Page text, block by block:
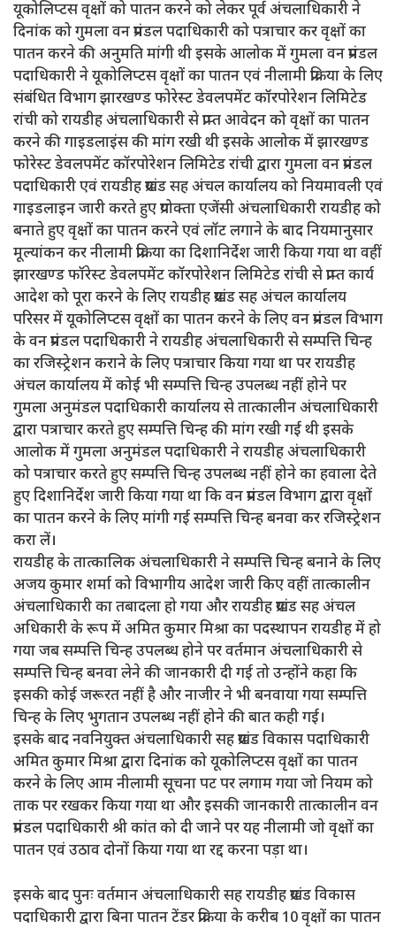
यूकोलिप्टस वृक्षों को पातन करने को लेकर पूर्व अंचलाधिकारी ने
दिनांक को गुमला वन प्रमंडल पदाधिकारी को पत्राचार कर वृक्षों का
पातन करने की अनुमति मांगी थी इसके आलोक में गुमला वन प्रमंडल
पदाधिकारी ने यूकोलिप्टस वृक्षों का पातन एवं नीलामी प्रक्रिया के लिए
संबंधित विभाग झारखण्ड फोरेस्ट डेवलपमेंट कॉरपोरेशन लिमिटेड
रांची को रायडीह अंचलाधिकारी से प्राप्त आवेदन को वृक्षों का पातन
करने की गाइडलाइंस की मांग रखी थी इसके आलोक में झारखण्ड
फोरेस्ट डेवलपमेंट कॉरपोरेशन लिमिटेड रांची द्वारा गुमला वन प्रमंडल
पदाधिकारी एवं रायडीह प्रखंड सह अंचल कार्यालय को नियमावली एवं
गाइडलाइन जारी करते हुए प्रयोक्ता एजेंसी अंचलाधिकारी रायडीह को
बनाते हुए वृक्षों का पातन करने एवं लॉट लगाने के बाद नियमानुसार
मूल्यांकन कर नीलामी प्रक्रिया का दिशानिर्देश जारी किया गया था वहीं
झारखण्ड फॉरेस्ट डेवलपमेंट कॉरपोरेशन लिमिटेड रांची से प्राप्त कार्य
आदेश को पूरा करने के लिए रायडीह प्रखंड सह अंचल कार्यालय
परिसर में यूकोलिप्टस वृक्षों का पातन करने के लिए वन प्रमंडल विभाग
के वन प्रमंडल पदाधिकारी ने रायडीह अंचलाधिकारी से सम्पत्ति चिन्ह
का रजिस्ट्रेशन कराने के लिए पत्राचार किया गया था पर रायडीह
अंचल कार्यालय में कोई भी सम्पत्ति चिन्ह उपलब्ध नहीं होने पर
गुमला अनुमंडल पदाधिकारी कार्यालय से तात्कालीन अंचलाधिकारी
द्वारा पत्राचार करते हुए सम्पत्ति चिन्ह की मांग रखी गई थी इसके
आलोक में गुमला अनुमंडल पदाधिकारी ने रायडीह अंचलाधिकारी
को पत्राचार करते हुए सम्पत्ति चिन्ह उपलब्ध नहीं होने का हवाला देते
हुए दिशानिर्देश जारी किया गया था कि वन प्रमंडल विभाग द्वारा वृक्षों
का पातन करने के लिए मांगी गई सम्पत्ति चिन्ह बनवा कर रजिस्ट्रेशन
करा लें।
‌रायडीह के तात्कालिक अंचलाधिकारी ने सम्पत्ति चिन्ह बनाने के लिए
अजय कुमार शर्मा को विभागीय आदेश जारी किए वहीं तात्कालीन
अंचलाधिकारी का तबादला हो गया और रायडीह प्रखंड सह अंचल
अधिकारी के रूप में अमित कुमार मिश्रा का पदस्थापन रायडीह में हो
गया जब सम्पत्ति चिन्ह उपलब्ध होने पर वर्तमान अंचलाधिकारी से
सम्पत्ति चिन्ह बनवा लेने की जानकारी दी गई तो उन्होंने कहा कि
इसकी कोई जरूरत नहीं है और नाजीर ने भी बनवाया गया सम्पत्ति
चिन्ह के लिए भुगतान उपलब्ध नहीं होने की बात कही गई।
‌इसके बाद नवनियुक्त अंचलाधिकारी सह प्रखंड विकास पदाधिकारी
अमित कुमार मिश्रा द्वारा दिनांक को यूकोलिप्टस वृक्षों का पातन
करने के लिए आम नीलामी सूचना पट पर लगाम गया जो नियम को
ताक पर रखकर किया गया था और इसकी जानकारी तात्कालीन वन
प्रमंडल पदाधिकारी श्री कांत को दी जाने पर यह नीलामी जो वृक्षों का
पातन एवं उठाव दोनों किया गया था रद्द करना पड़ा था।
इसके बाद पुनः वर्तमान अंचलाधिकारी सह रायडीह प्रखंड विकास
पदाधिकारी द्वारा बिना पातन टेंडर प्रक्रिया के करीब 10 वृक्षों का पातन